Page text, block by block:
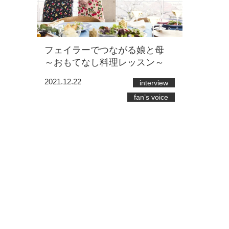
フェイラーでつながる娘と母
～おもてなし料理レッスン～
2021.12.22
interview
fan’s voice